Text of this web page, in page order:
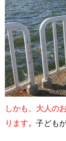
しかも、大人の
ります。 子ども